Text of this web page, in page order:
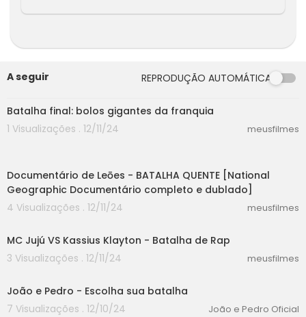
A seguir REPRODUÇÃO AUTOMÁTICA
08:50
Batalha final: bolos gigantes da franquia
1 Visualizações . 12/11/24
meusfilmes
Documentário de Leōes - BATALHA QUENTE [National
Geographic Documentário completo e dublado]
4 Visualizações . 12/11/24
meusfilmes
MC Jujú VS Kassius Klayton - Batalha de Rap
3 Visualizações . 12/11/24
meusfilmes
João e Pedro - Escolha sua batalha
7 Visualizações . 12/10/24
João e Pedro Oficial